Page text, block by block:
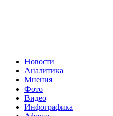
Новости
Аналитика
Мнения
Фото
Видео
Инфографика